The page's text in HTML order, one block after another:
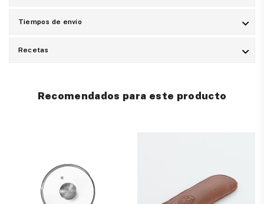
Tiempos de envío
Recetas
Recomendados para este producto